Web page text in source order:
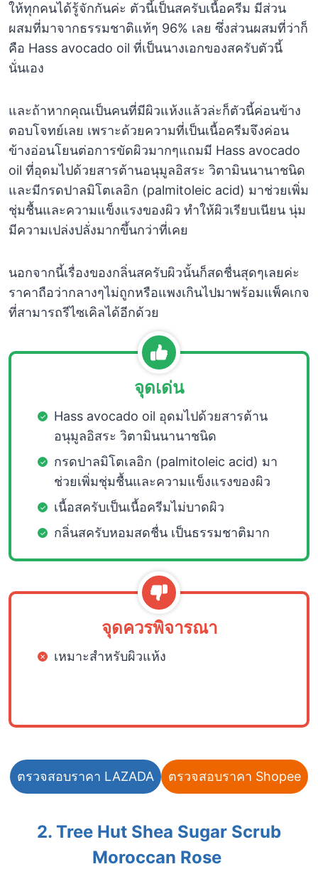
ให้ทุกคนได้รู้จักกันค่ะ ตัวนี้เป็นสครับเนื้อครีม มีส่วน
ผสมที่มาจากธรรมชาติแท้ๆ 96% เลย ซึ่งส่วนผสมที่ว่าก็
คือ Hass avocado oil ที่เป็นนางเอกของสครับตัวนี้
นั่นเอง
และถ้าหากคุณเป็นคนที่มีผิวแห้งแล้วล่ะก็ตัวนี้ค่อนข้าง
ตอบโจทย์เลย เพราะด้วยความที่เป็นเนื้อครีมจึงค่อน
ข้างอ่อนโยนต่อการขัดผิวมากๆแถมมี Hass avocado
oil ที่อุดมไปด้วยสารต้านอนุมูลอิสระ วิตามินนานาชนิด
และมีกรดปาลมิโตเลอิก (palmitoleic acid) มาช่วยเพิ่ม
ชุ่มชื้นและความแข็งแรงของผิว ทำให้ผิวเรียบเนียน นุ่ม
มีความเปล่งปลั่งมากขึ้นกว่าที่เคย
นอกจากนี้เรื่องของกลิ่นสครับผิวนั้นก็สดชื่นสุดๆเลยค่ะ
ราคาถือว่ากลางๆไม่ถูกหรือแพงเกินไปมาพร้อมแพ็คเกจ
ที่สามารถรีไซเคิลได้อีกด้วย
จุดเด่น
Hass avocado oil อุดมไปด้วยสารต้าน
อนุมูลอิสระ วิตามินนานาชนิด
กรดปาลมิโตเลอิก (palmitoleic acid) มา
ช่วยเพิ่มชุ่มชื้นและความแข็งแรงของผิว
เนื้อสครับเป็นเนื้อครีมไม่บาดผิว
กลิ่นสครับหอมสดชื่น เป็นธรรมชาติมาก
จุดควรพิจารณา
เหมาะสำหรับผิวแห้ง
ตรวจสอบราคา LAZADA ตรวจสอบราคา Shopee
2. Tree Hut Shea Sugar Scrub
Moroccan Rose